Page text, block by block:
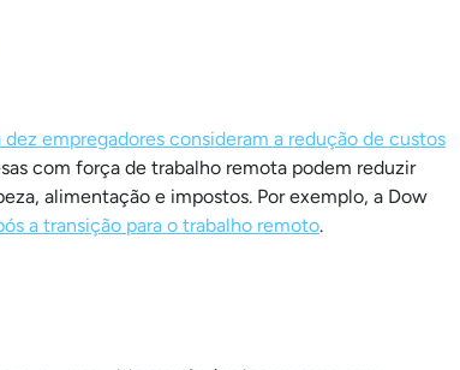
dez empregadores consideram a redução de custos
com força de trabalho remota podem reduzir
alimentação e impostos. Por exemplo, a Dow
a transição para o trabalho remoto.